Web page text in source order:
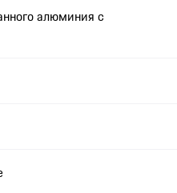
алюминия с